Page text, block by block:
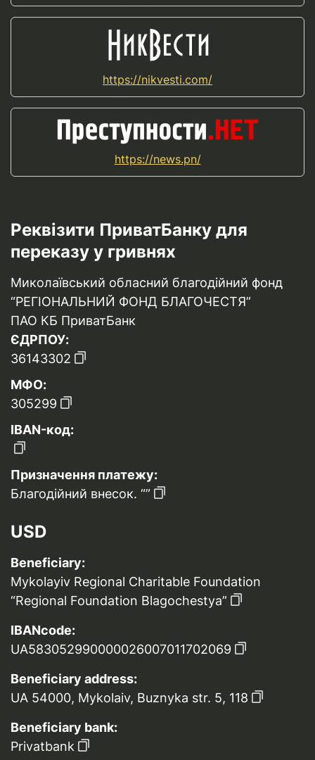
https://nikvesti.com/
https://news.pn/
Реквізити ПриватБанку для
переказу у гривнях
Миколаївський обласний благодійний фонд
“РЕГІОНАЛЬНИЙ ФОНД БЛАГОЧЕСТЯ”
ПАО КБ ПриватБанк
ЄДРПОУ:
36143302
МФО:
305299
IBAN-код:
Призначення платежу:
Благодійний внесок. “”
USD
Beneficiary:
Mykolayiv Regional Charitable Foundation
“Regional Foundation Blagochestya”
IBANcode:
UA583052990000026007011702069
Beneficiary address:
UA 54000, Mykolaiv, Buznyka str. 5, 118
Beneficiary bank:
Privatbank